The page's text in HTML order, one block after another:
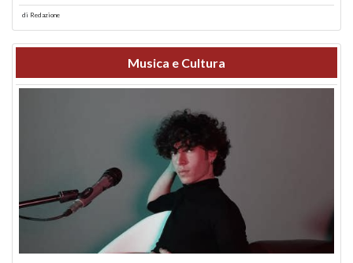
di Redazione
Musica e Cultura